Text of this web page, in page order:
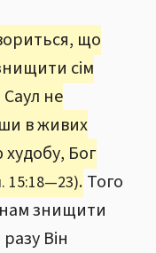
що
сім
не
в живих
худобу, Бог
15:18—23). Того
знищити
Він